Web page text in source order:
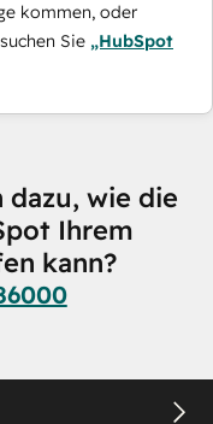
kommen, oder
Sie „HubSpot
dazu, wie die
Ihrem
kann?